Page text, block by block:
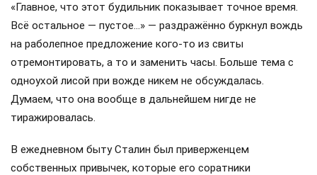
«Главное, что этот будильник показывает точное время.
Всё остальное — пустое…» — раздражённо буркнул вождь
на раболепное предложение кого-то из свиты
отремонтировать, а то и заменить часы. Больше тема с
одноухой лисой при вожде никем не обсуждалась.
Думаем, что она вообще в дальнейшем нигде не
тиражировалась.
В ежедневном быту Сталин был приверженцем
собственных привычек, которые его соратники